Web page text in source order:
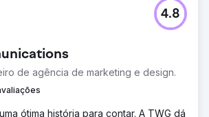
de agência de marketing e design.
4.8
ótima história para contar. A TWG dá